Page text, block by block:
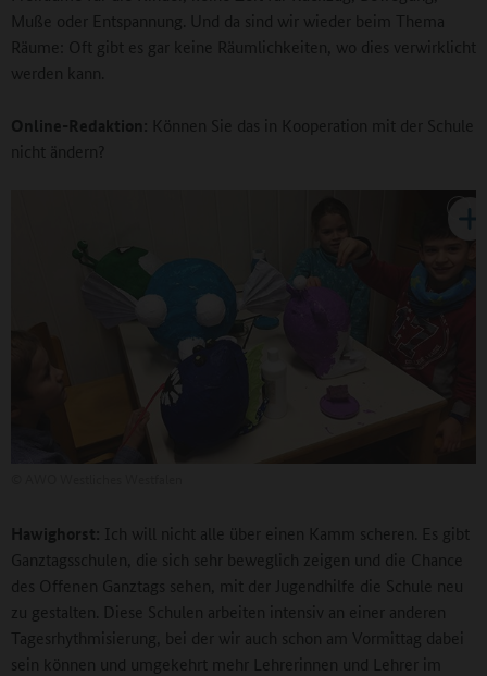
Muße oder Entspannung. Und da sind wir wieder beim Thema
Räume: Oft gibt es gar keine Räumlichkeiten, wo dies verwirklicht
werden kann.
Online-Redaktion: Können Sie das in Kooperation mit der Schule
nicht ändern?
Hawighorst: Ich will nicht alle über einen Kamm scheren. Es gibt
Ganztagsschulen, die sich sehr beweglich zeigen und die Chance
des Offenen Ganztags sehen, mit der Jugendhilfe die Schule neu
zu gestalten. Diese Schulen arbeiten intensiv an einer anderen
Tagesrhythmisierung, bei der wir auch schon am Vormittag dabei
sein können und umgekehrt mehr Lehrerinnen und Lehrer im